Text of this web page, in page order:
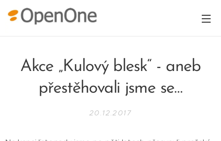
Akce „Kulový blesk“ - aneb
přestěhovali jsme se…
20.12.2017